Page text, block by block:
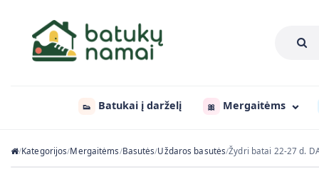
👟 Batukai į darželį 🎀 Mergaitėms
/Kategorijos/Mergaitėms/Basutės/Uždaros basutės/Žydri batai 22-27 d.